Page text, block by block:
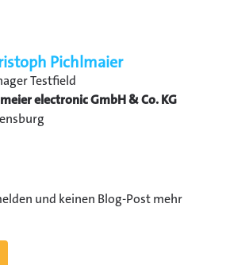
Pichlmaier
Testfield
electronic GmbH & Co. KG
und keinen Blog-Post mehr